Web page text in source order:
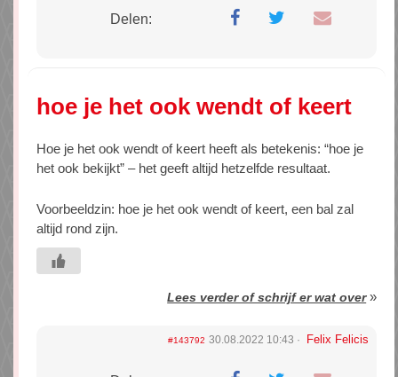
Delen:
hoe je het ook wendt of keert
Hoe je het ook wendt of keert heeft als betekenis: “hoe je
het ook bekijkt” – het geeft altijd hetzelfde resultaat.
Voorbeeldzin: hoe je het ook wendt of keert, een bal zal
altijd rond zijn.
Lees verder of schrijf er wat over»
#143792 30.08.2022 10:43 Felix Felicis